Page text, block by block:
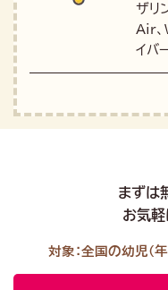
ザリ
Air、
イバ
まずは
お気
対象：全国の幼児（